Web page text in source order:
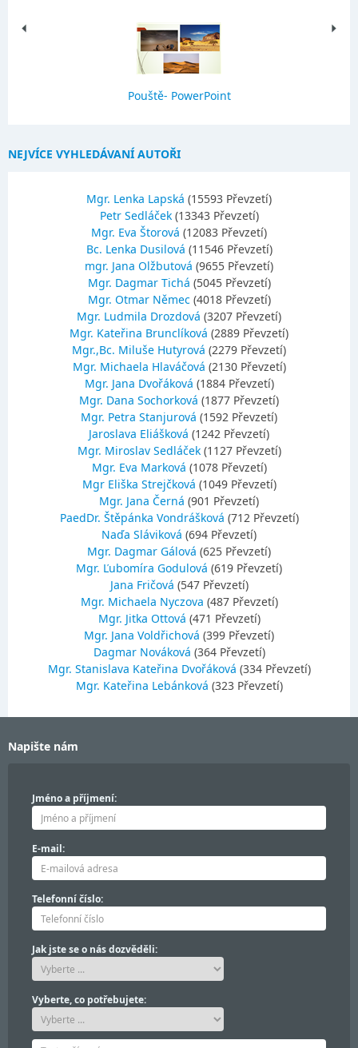
Pouště- PowerPoint
NEJVÍCE VYHLEDÁVANÍ AUTOŘI
Mgr. Lenka Lapská (15593 Převzetí)
Petr Sedláček (13343 Převzetí)
Mgr. Eva Štorová (12083 Převzetí)
Bc. Lenka Dusilová (11546 Převzetí)
mgr. Jana Olžbutová (9655 Převzetí)
Mgr. Dagmar Tichá (5045 Převzetí)
Mgr. Otmar Němec (4018 Převzetí)
Mgr. Ludmila Drozdová (3207 Převzetí)
Mgr. Kateřina Brunclíková (2889 Převzetí)
Mgr.,Bc. Miluše Hutyrová (2279 Převzetí)
Mgr. Michaela Hlaváčová (2130 Převzetí)
Mgr. Jana Dvořáková (1884 Převzetí)
Mgr. Dana Sochorková (1877 Převzetí)
Mgr. Petra Stanjurová (1592 Převzetí)
Jaroslava Eliášková (1242 Převzetí)
Mgr. Miroslav Sedláček (1127 Převzetí)
Mgr. Eva Marková (1078 Převzetí)
Mgr Eliška Strejčková (1049 Převzetí)
Mgr. Jana Černá (901 Převzetí)
PaedDr. Štěpánka Vondrášková (712 Převzetí)
Naďa Sláviková (694 Převzetí)
Mgr. Dagmar Gálová (625 Převzetí)
Mgr. Ľubomíra Godulová (619 Převzetí)
Jana Fričová (547 Převzetí)
Mgr. Michaela Nyczova (487 Převzetí)
Mgr. Jitka Ottová (471 Převzetí)
Mgr. Jana Voldřichová (399 Převzetí)
Dagmar Nováková (364 Převzetí)
Mgr. Stanislava Kateřina Dvořáková (334 Převzetí)
Mgr. Kateřina Lebánková (323 Převzetí)
Napište nám
Jméno a příjmení:
E-mail:
Telefonní číslo:
Jak jste se o nás dozvěděli:
Vyberte, co potřebujete: